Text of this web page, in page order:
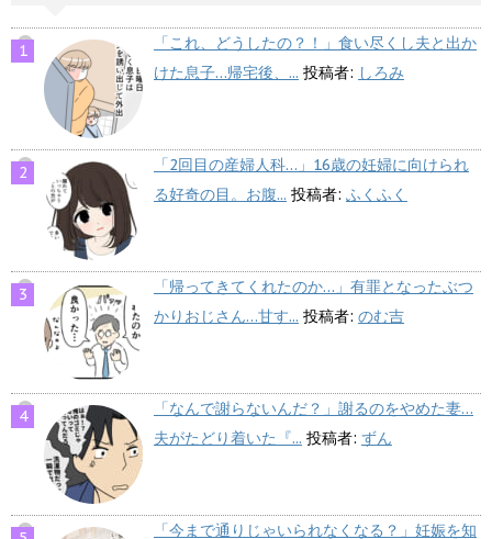
「これ、どうしたの？！」食い尽くし夫と出か
けた息子…帰宅後、... 投稿者: しろみ
「2回目の産婦人科…」16歳の妊婦に向けられ
る好奇の目。お腹... 投稿者: ふくふく
「帰ってきてくれたのか…」有罪となったぶつ
かりおじさん…甘す... 投稿者: のむ吉
「なんで謝らないんだ？」謝るのをやめた妻…
夫がたどり着いた『... 投稿者: ずん
「今まで通りじゃいられなくなる？」妊娠を知